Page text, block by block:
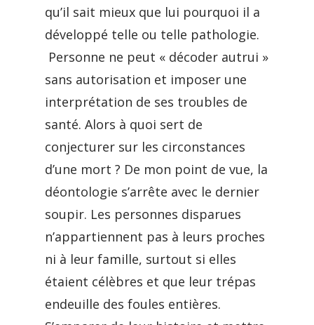
qu’il sait mieux que lui pourquoi il a
développé telle ou telle pathologie.
Personne ne peut « décoder autrui »
sans autorisation et imposer une
interprétation de ses troubles de
santé. Alors à quoi sert de
conjecturer sur les circonstances
d’une mort ? De mon point de vue, la
déontologie s’arrête avec le dernier
soupir. Les personnes disparues
n’appartiennent pas à leurs proches
ni à leur famille, surtout si elles
étaient célèbres et que leur trépas
endeuille des foules entières.